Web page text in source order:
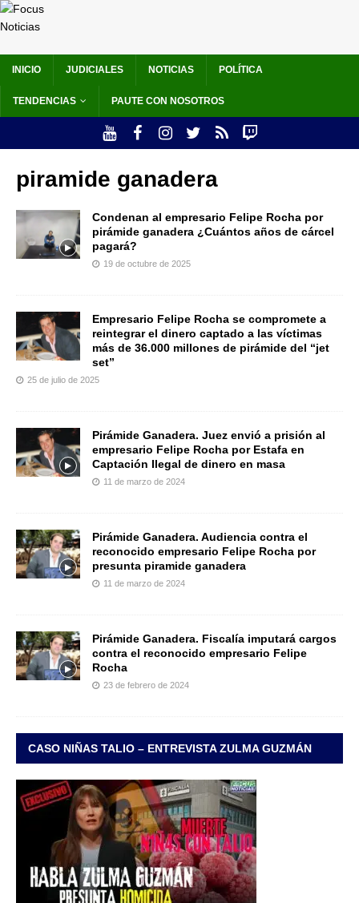
INICIO JUDICIALES NOTICIAS POLÍTICA
TENDENCIAS PAUTE CON NOSOTROS
piramide ganadera
Condenan al empresario Felipe Rocha por
pirámide ganadera ¿Cuántos años de cárcel
pagará?
19 de octubre de 2025
Empresario Felipe Rocha se compromete a
reintegrar el dinero captado a las víctimas
más de 36.000 millones de pirámide del “jet
set”
25 de julio de 2025
Pirámide Ganadera. Juez envió a prisión al
empresario Felipe Rocha por Estafa en
Captación Ilegal de dinero en masa
11 de marzo de 2024
Pirámide Ganadera. Audiencia contra el
reconocido empresario Felipe Rocha por
presunta piramide ganadera
11 de marzo de 2024
Pirámide Ganadera. Fiscalía imputará cargos
contra el reconocido empresario Felipe
Rocha
23 de febrero de 2024
CASO NIÑAS TALIO – ENTREVISTA ZULMA GUZMÁN